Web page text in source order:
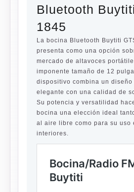
Bluetooth
1845
La bocina Bluetooth Buytiti
presenta como una opción
mercado de altavoces
imponente tamaño de 12
dispositivo combina un diseño
elegante con una calidad de
Su potencia y versatilidad
bocina una elección ideal
al aire libre como para su uso
interiores.